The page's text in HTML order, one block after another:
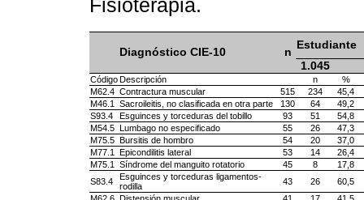
Fisioterapia.
Diagnóstico CIE-10 n
Estudiante
1.045
Código Descripción n
%
M62.4 Contractura muscular 515 234
45,4
M46.1 Sacroileitis, no clasificada en otra parte 130 64
49,2
S93.4
Esguinces y torceduras del tobillo 93 51
54,8
M54.5
Lumbago no especificado 55 26
47,3
M75.5
Bursitis de hombro 54 20
37,0
M77.1
Epicondilitis lateral 53 14
26,4
M75.1 Síndrome del manguito rotatorio 45 8
17,8
S83.4
Esguinces y torceduras ligamentos-
rodilla
43 26
60,5